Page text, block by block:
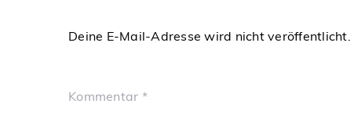
Deine E-Mail-Adresse wird nicht veröffentlicht.
Kommentar *